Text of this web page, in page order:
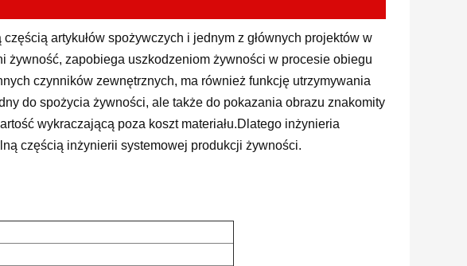
artykułów spożywczych i jednym z głównych projektów w
żywność, zapobiega uszkodzeniom żywności w procesie obiegu
czynników zewnętrznych, ma również funkcję utrzymywania
do spożycia żywności, ale także do pokazania obrazu znakomity
wykraczającą poza koszt materiału.Dlatego inżynieria
częścią inżynierii systemowej produkcji żywności.